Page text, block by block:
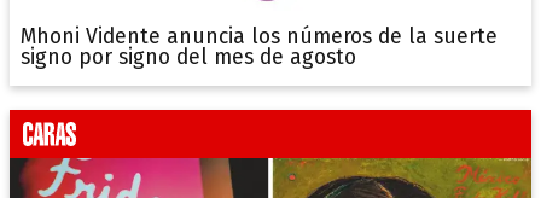
Mhoni Vidente anuncia los números de la suerte
signo por signo del mes de agosto